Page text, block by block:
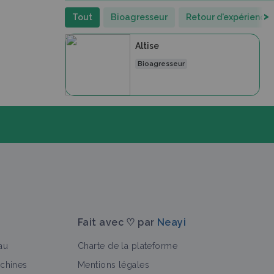
Tout Bioagresseur Retour d'expérience
>
Altise
Bioagresseur
Fait avec ♡ par Neayi
Charte de la plateforme
Mentions légales